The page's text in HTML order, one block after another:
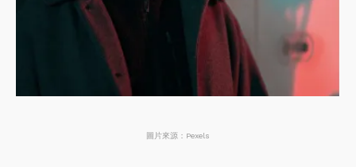
圖片來源：Pexels